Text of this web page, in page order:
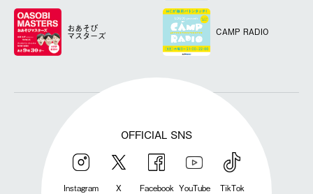
おあそび
マスターズ CAMP RADIO
OFFICIAL SNS
Instagram X Facebook YouTube TikTok